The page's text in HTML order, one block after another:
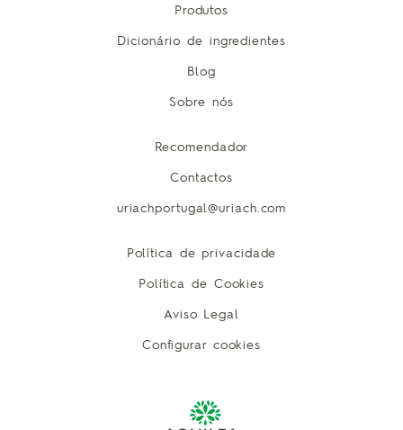
Produtos
Dicionário de ingredientes
Blog
Sobre nós
Recomendador
Contactos
uriachportugal@uriach.com
Política de privacidade
Política de Cookies
Aviso Legal
Configurar cookies